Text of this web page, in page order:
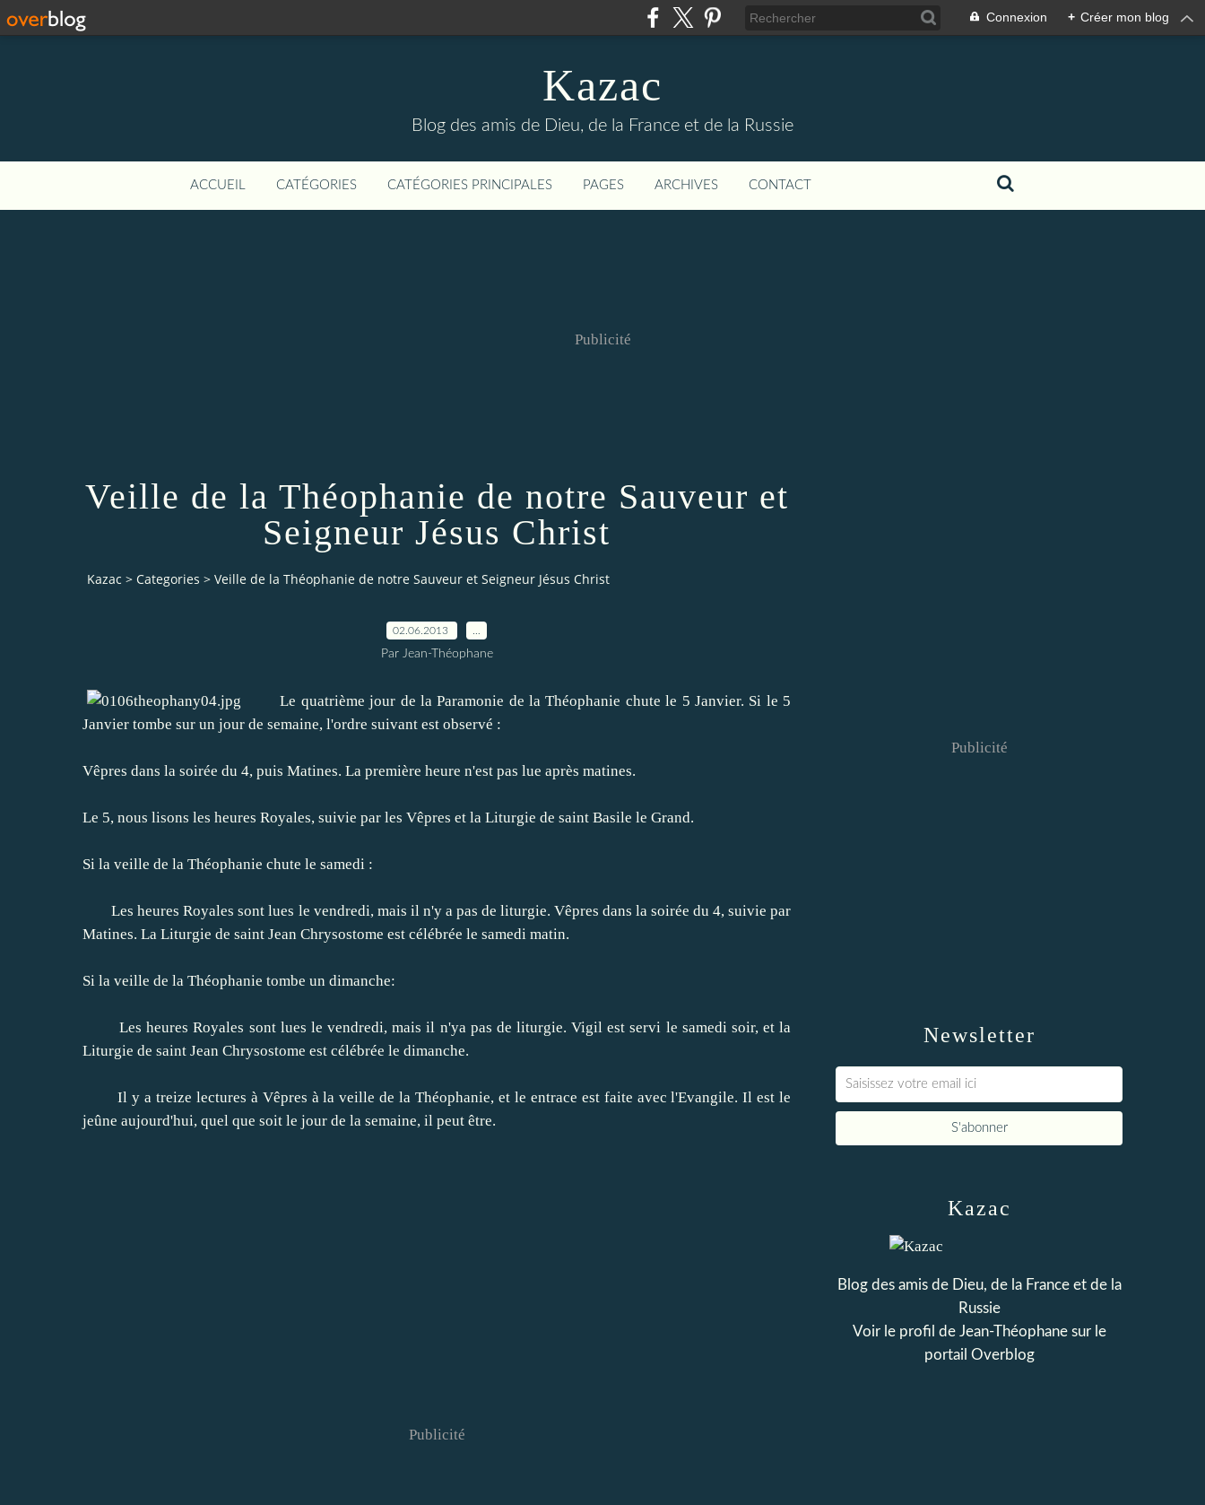
Connexion + Créer mon blog
Kazac
Blog des amis de Dieu, de la France et de la Russie
ACCUEIL CATÉGORIES CATÉGORIES PRINCIPALES PAGES ARCHIVES CONTACT
Publicité
Veille de la Théophanie de notre Sauveur et
Seigneur Jésus Christ
Kazac > Categories > Veille de la Théophanie de notre Sauveur et Seigneur Jésus Christ
02.06.2013
Par Jean-Théophane
Le quatrième jour de la Paramonie de la Théophanie chute le 5 Janvier. Si le 5
Janvier tombe sur un jour de semaine, l'ordre suivant est observé :
Vêpres dans la soirée du 4, puis Matines. La première heure n'est pas lue après matines.
Le 5, nous lisons les heures Royales, suivie par les Vêpres et la Liturgie de saint Basile le Grand.
Si la veille de la Théophanie chute le samedi :
Les heures Royalessont lues le vendredi, mais il n'y a pas de liturgie. Vêpres dans la soirée du 4, suivie par
Matines. La Liturgie de saint Jean Chrysostome est célébrée le samedi matin.
Si la veille de la Théophanie tombe un dimanche:
Les heures Royales sont lues le vendredi, mais il n'ya pas de liturgie. Vigil est servi le samedi soir, et la
Liturgie de saint Jean Chrysostome est célébrée le dimanche.
Il y a treize lectures à Vêpres à la veille de la Théophanie, et le entrace est faite avec l'Evangile. Il est le
jeûne aujourd'hui, quel que soit le jour de la semaine, il peut être.
Publicité
Newsletter
Publicité
Kazac
Blog des amis de Dieu, de la France et de la
Russie
Voir le profil de Jean-Théophanesur le
portail Overblog